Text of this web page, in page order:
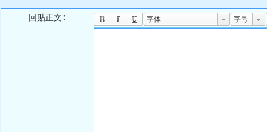
回贴正文∶ 字体 字号